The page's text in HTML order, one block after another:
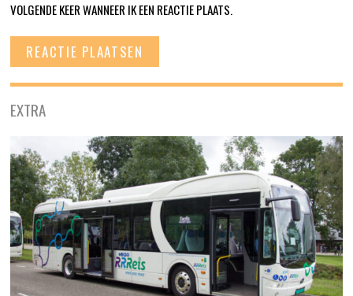
VOLGENDE KEER WANNEER IK EEN REACTIE PLAATS.
EXTRA